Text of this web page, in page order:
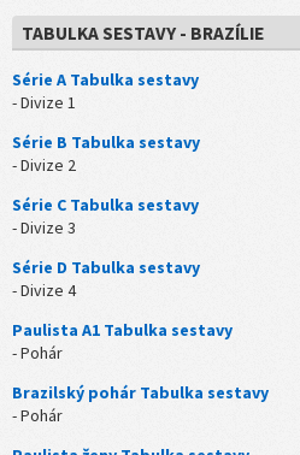
TABULKA SESTAVY - BRAZÍLIE
Série A Tabulka sestavy
- Divize 1
Série B Tabulka sestavy
- Divize 2
Série C Tabulka sestavy
- Divize 3
Série D Tabulka sestavy
- Divize 4
Paulista A1 Tabulka sestavy
- Pohár
Brazilský pohár Tabulka sestavy
- Pohár